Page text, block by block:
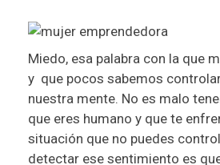
Miedo, esa palabra con la que
y que pocos sabemos
nuestra mente. No es malo
que eres humano y que te
situación que no puedes
detectar ese sentimiento es